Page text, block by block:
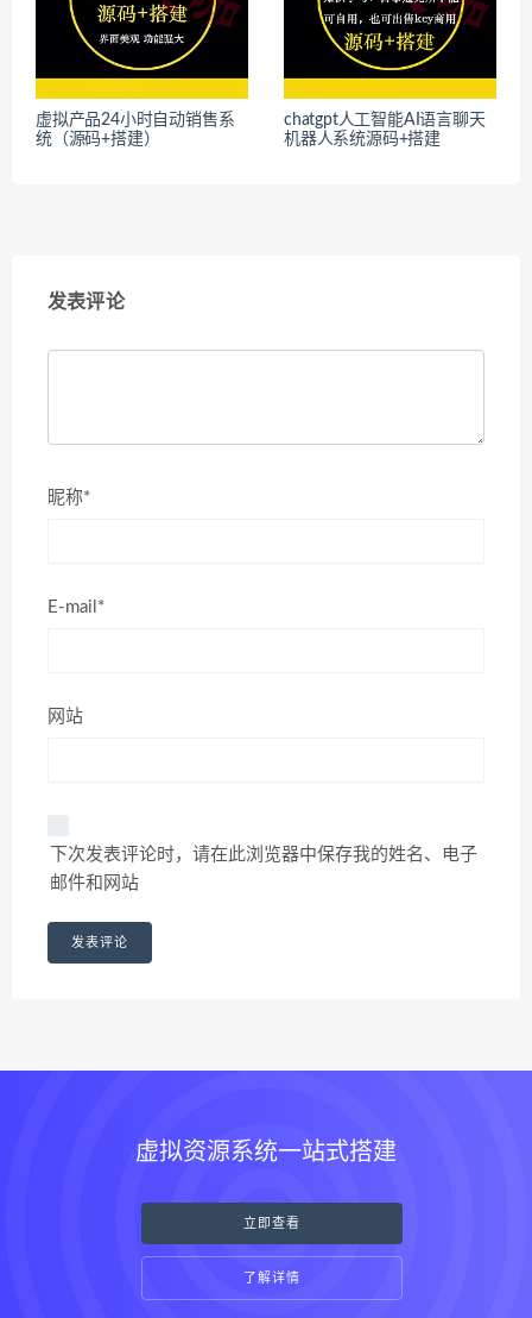
虚拟产品24小时自动销售系
统（源码+搭建）
chatgpt人工智能AI语言聊天
机器人系统源码+搭建
发表评论
昵称*
E-mail*
网站
下次发表评论时，请在此浏览器中保存我的姓名、电子
邮件和网站
虚拟资源系统一站式搭建
立即查看
了解详情